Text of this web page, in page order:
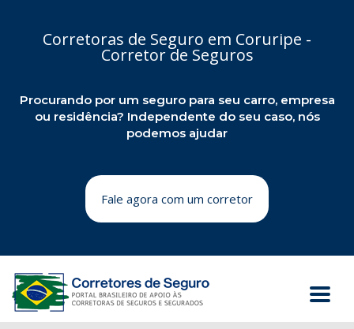
Corretoras de Seguro em Coruripe -
Corretor de Seguros
Procurando por um seguro para seu carro, empresa
ou residência? Independente do seu caso, nós
podemos ajudar
Fale agora com um corretor